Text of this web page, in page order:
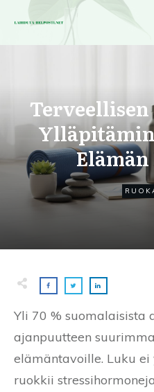
Yli 70 % suomalaisista
ajanpuutteen
elämäntavoille. Luku
ruokkii